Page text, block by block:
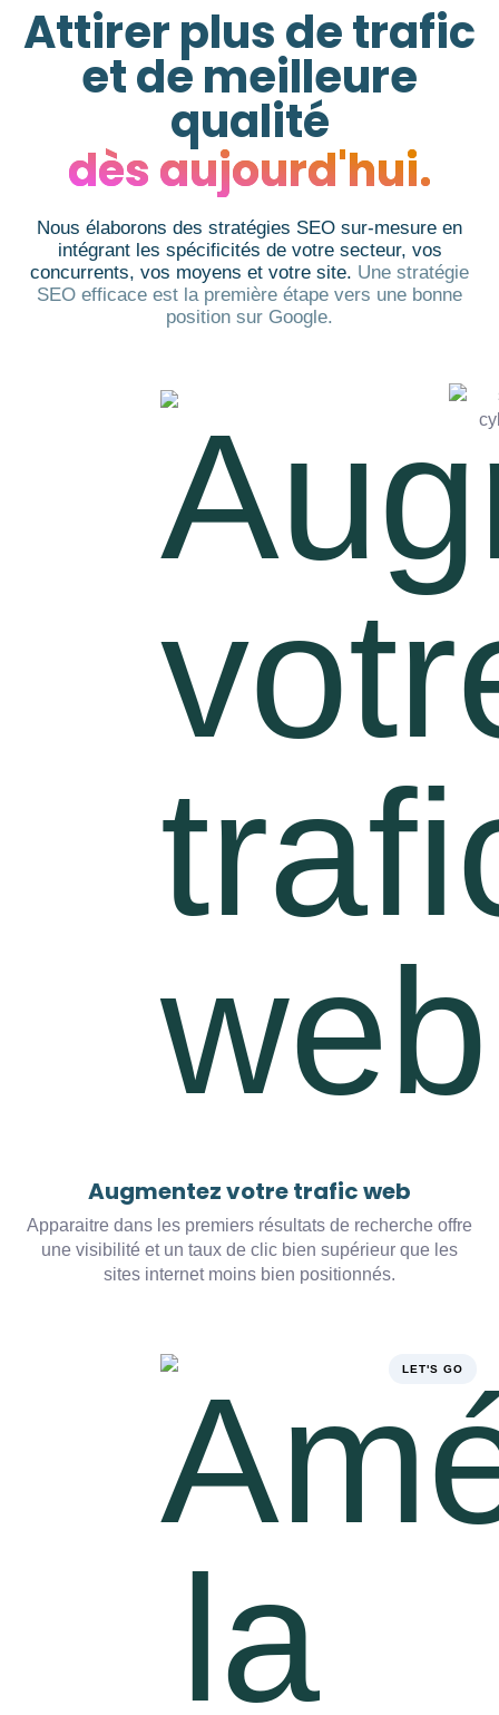
Attirer plus de trafic
et de meilleure
qualité
dès aujourd'hui.
Nous élaborons des stratégies SEO sur-mesure en
intégrant les spécificités de votre secteur, vos
concurrents, vos moyens et votre site. Une stratégie
SEO efficace est la première étape vers une bonne
position sur Google.
Augmentez votre trafic web
Apparaitre dans les premiers résultats de recherche offre
une visibilité et un taux de clic bien supérieur que les
sites internet moins bien positionnés.
LET'S GO